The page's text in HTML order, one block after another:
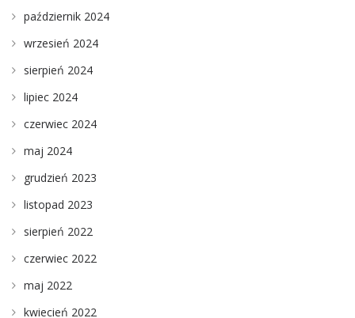
październik 2024
wrzesień 2024
sierpień 2024
lipiec 2024
czerwiec 2024
maj 2024
grudzień 2023
listopad 2023
sierpień 2022
czerwiec 2022
maj 2022
kwiecień 2022